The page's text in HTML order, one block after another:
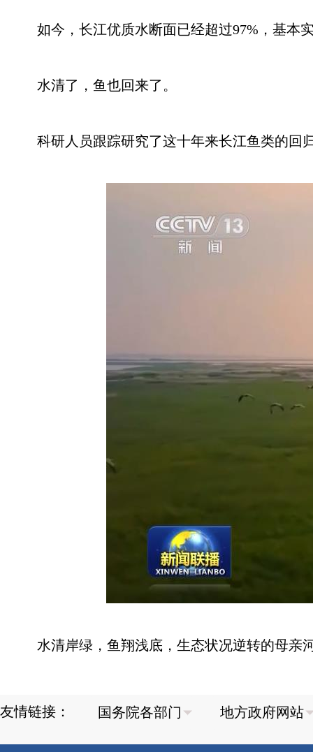
如今，长江优质水断面已经超过97%，基本
水清了，鱼也回来了。
科研人员跟踪研究了这十年来长江鱼类的回
水清岸绿，鱼翔浅底，生态状况逆转的母亲
友情链接：